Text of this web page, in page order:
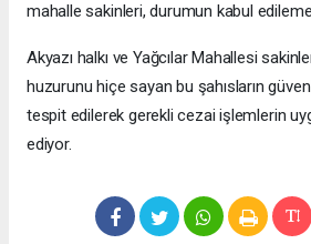
mahalle sakinleri, durumun kabul
Akyazı halkı ve Yağcılar Mahallesi
huzurunu hiçe sayan bu şahısların
tespit edilerek gerekli cezai işlemlerin
ediyor.